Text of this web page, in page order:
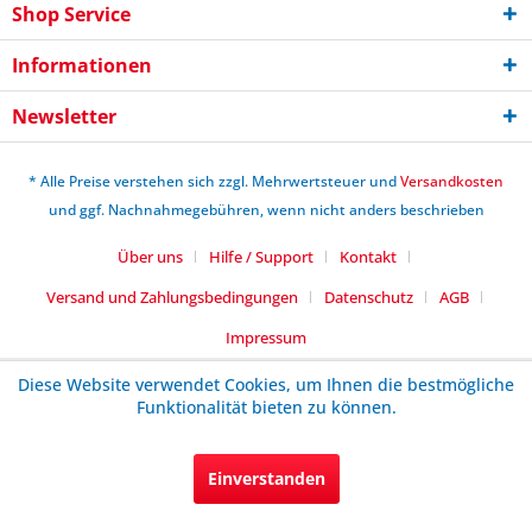
Shop Service
Informationen
Newsletter
* Alle Preise verstehen sich zzgl. Mehrwertsteuer undVersandkosten
und ggf. Nachnahmegebühren, wenn nicht anders beschrieben
Über uns Hilfe / Support
Kontakt
Versand und Zahlungsbedingungen
Datenschutz
AGB
Impressum
Diese Website verwendet Cookies, um Ihnen die bestmögliche
Funktionalität bieten zu können.
Einverstanden